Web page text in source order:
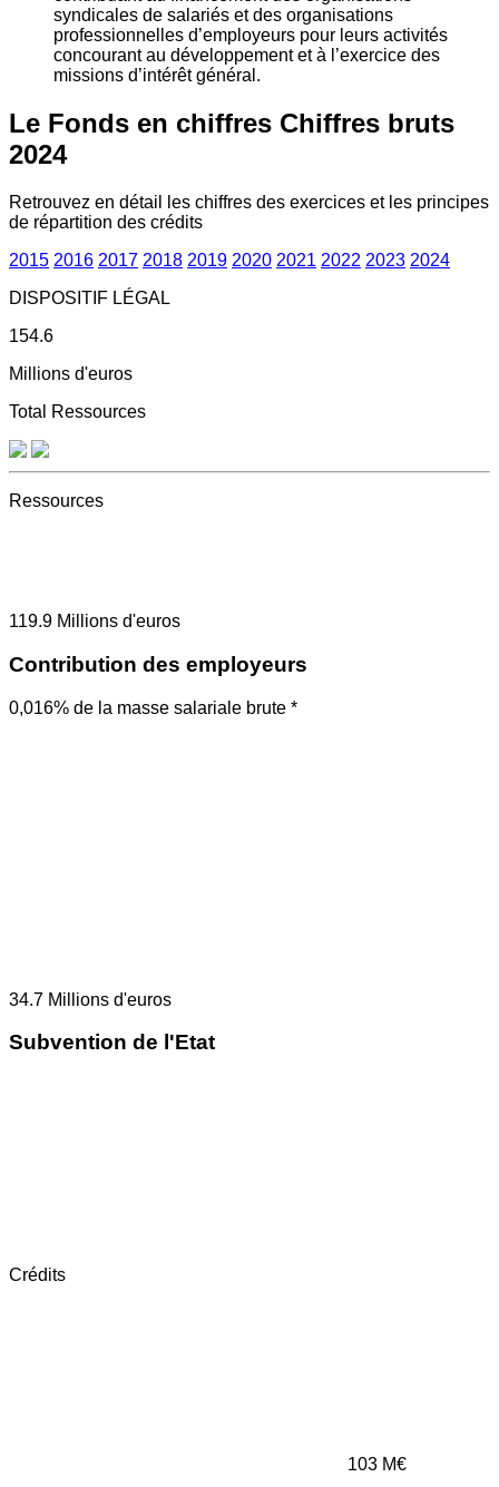
syndicales de salariés et des organisations
professionnelles d’employeurs pour leurs activités
concourant au développement et à l’exercice des
missions d’intérêt général.
Le Fonds en chiffres Chiffres bruts
2024
Retrouvez en détail les chiffres des exercices et les principes
de répartition des crédits
2015 2016 2017 2018 2019 2020 2021 2022 2023 2024
DISPOSITIF LÉGAL
154.6
Millions d'euros
Total Ressources
Ressources
119.9 Millions d'euros
Contribution des employeurs
0,016% de la masse salariale brute *
34.7 Millions d'euros
Subvention de l'Etat
Crédits
103 M€